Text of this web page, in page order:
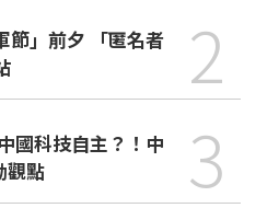
節」前夕 「匿名者
2
觀點
3